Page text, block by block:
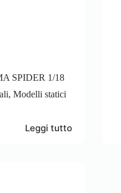
SPIDER 1/18
, Modelli statici
Leggi tutto